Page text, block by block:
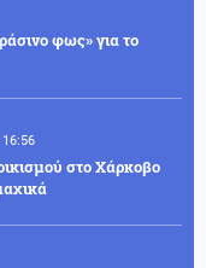
φως» για το
στο Χάρκοβο